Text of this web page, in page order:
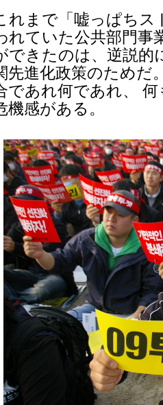
れまで「嘘っぱちス
れていた公共部門事
できたのは、逆説的
先進化政策のためだ
であれ何であれ、
機感がある。